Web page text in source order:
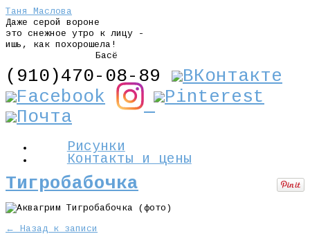
Таня Маслова
Даже серой вороне
это снежное утро к лицу -
ишь, как похорошела!
Басё
(910)470-08-89
Рисунки
Контакты и цены
Тигробабочка
← Назад к записи